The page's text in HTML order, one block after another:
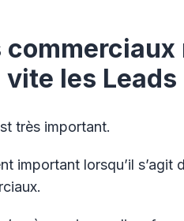
vite les Leads
très important.
important lorsqu’il s’agit